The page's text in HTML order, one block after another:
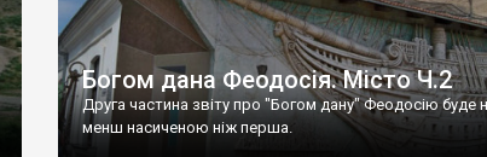
Богом дана Феодосія. Місто Ч.2
Друга частина звіту про "Богом дану" Феодосію буде
менш насиченою ніж перша.